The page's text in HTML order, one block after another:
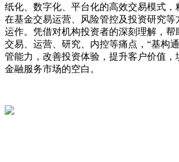
纸化、数字化、平台化的高效交易模式，
在基金交易运营、风险管控及投资研究等
运作。凭借对机构投资者的深刻理解，帮
交易、运营、研究、内控等痛点，“基构
管能力，改善投资体验，提升客户价值，
金融服务市场的空白。